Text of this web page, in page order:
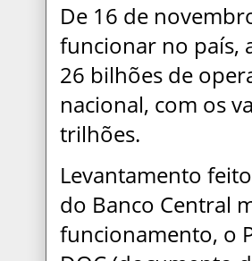
De 16 de
funcionar no país,
26 bilhões de
nacional, com os
trilhões.
Levantamento
do Banco Central
funcionamento, o